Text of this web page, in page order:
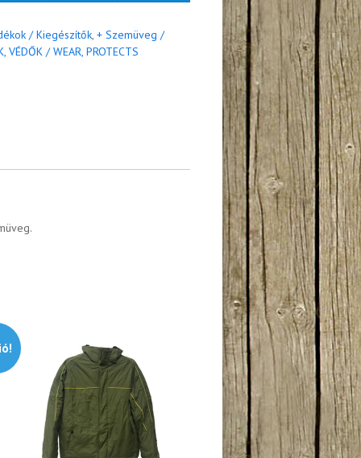
/ Kiegészítők,+ Szemüveg /
VÉDŐK / WEAR, PROTECTS